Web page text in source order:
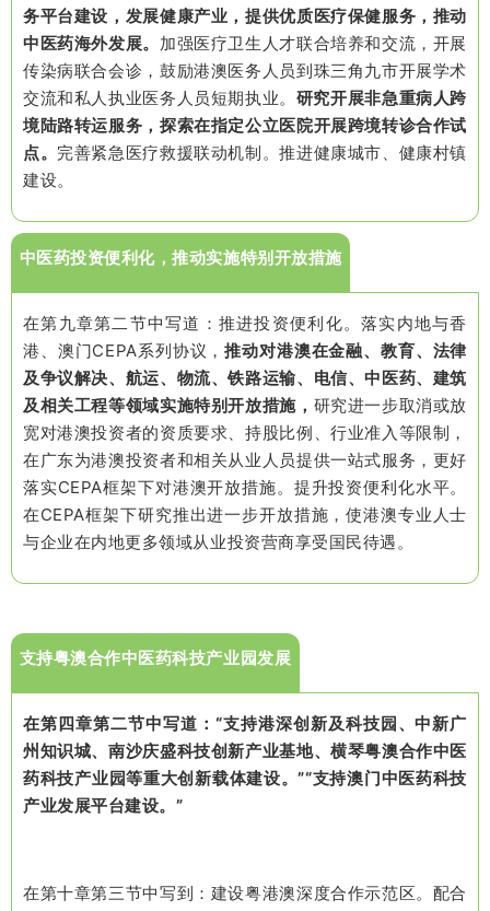
务平台建设，发展健康产业，提供优质医疗保健服务，推动
中医药海外发展。 加强医疗卫生人才联合培养和交流，开展
传染病联合会诊，鼓励港澳医务人员到珠三角九市开展学术
交流和私人执业医务人员短期执业。 研究开展非急重病人跨
境陆路转运服务，探索在指定公立医院开展跨境转诊合作试
点。 完善紧急医疗救援联动机制。推进健康城市、健康村镇
建设。
中医药投资便利化，推动实施特别开放措施
在第九章第二节中写道：推进投资便利化。落实内地与香
港、澳门CEPA系列协议，推动对港澳在金融、教育、法律
及争议解决、航运、物流、铁路运输、电信、中医药、建筑
及相关工程等领域实施特别开放措施， 研究进一步取消或放
宽对港澳投资者的资质要求、持股比例、行业准入等限制，
在广东为港澳投资者和相关从业人员提供一站式服务，更好
落实CEPA框架下对港澳开放措施。提升投资便利化水平。
在CEPA框架下研究推出进一步开放措施，使港澳专业人士
与企业在内地更多领域从业投资营商享受国民待遇。
支持粤澳合作中医药科技产业园发展
在第四章第二节中写道：“支持港深创新及科技园、中新广
州知识城、南沙庆盛科技创新产业基地、横琴粤澳合作中医
药科技产业园等重大创新载体建设。”“支持澳门中医药科技
产业发展平台建设。”
在第十章第三节中写到：建设粤港澳深度合作示范区。配合